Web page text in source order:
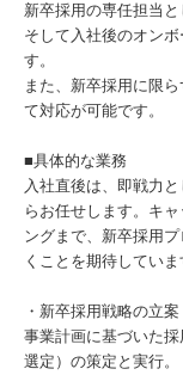
新卒採用の専任担当
そして入社後のオン
す。
また、新卒採用に限
て対応が可能です。
■具体的な業務
入社直後は、即戦力
らお任せします。キ
ングまで、新卒採用
くことを期待していま
・新卒採用戦略の立
事業計画に基づいた
選定）の策定と実行。